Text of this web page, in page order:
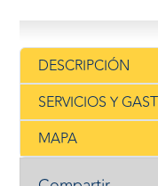
DESCRIPCIÓN
SERVICIOS Y
MAPA